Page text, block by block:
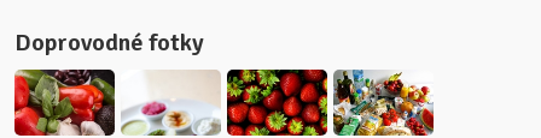
Doprovodné fotky